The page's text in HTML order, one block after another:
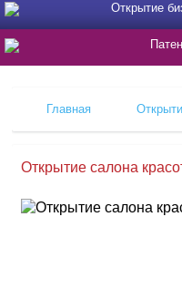
Открытие
Главная
Открытие салона